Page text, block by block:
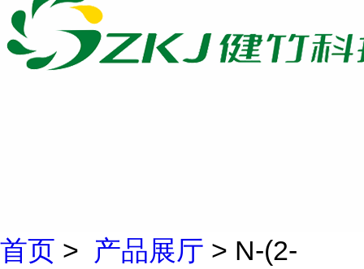
首页 > 产品展厅 > N-(2-